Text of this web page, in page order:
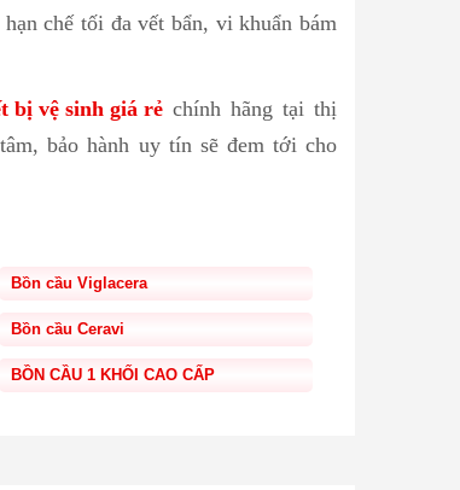
chế tối đa vết bẩn, vi khuẩn bám
bị vệ sinh giá rẻ chính hãng tại thị
bảo hành uy tín sẽ đem tới cho
Bồn cầu Viglacera
Bồn cầu Ceravi
BỒN CẦU 1 KHỐI CAO CẤP